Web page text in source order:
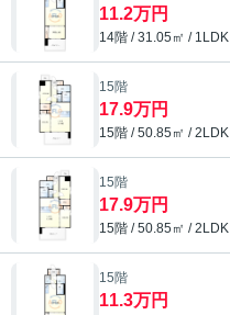
11.2万円
14階 / 31.05㎡ / 1LDK
15階
17.9万円
15階 / 50.85㎡ / 2LDK
15階
17.9万円
15階 / 50.85㎡ / 2LDK
15階
11.3万円